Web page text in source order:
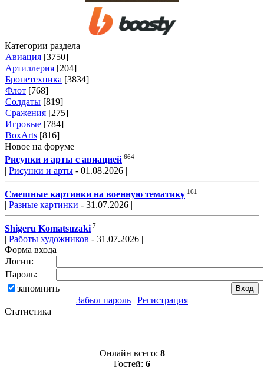
Категории раздела
Авиация [3750]
Артиллерия [204]
Бронетехника [3834]
Флот [768]
Солдаты [819]
Сражения [275]
Игровые [784]
BoxArts [816]
Новое на форуме
Рисунки и арты с авиацией 664
| Рисунки и арты - 01.08.2026 |
Смешные картинки на военную тематику 161
| Разные картинки - 31.07.2026 |
Shigeru Komatsuzaki 7
| Работы художников - 31.07.2026 |
Форма входа
Логин:
Пароль:
запомнить
Забыл пароль | Регистрация
Статистика
Онлайн всего: 8
Гостей: 6